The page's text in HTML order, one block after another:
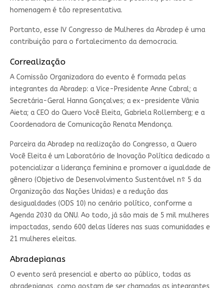
homenagem é tão representativa.
Portanto, esse IV Congresso de Mulheres da Abradep é uma
contribuição para o fortalecimento da democracia.
Correalização
A Comissão Organizadora do evento é formada pelas
integrantes da Abradep: a Vice-Presidente Anne Cabral; a
Secretária-Geral Hanna Gonçalves; a ex-presidente Vânia
Aieta; a CEO do Quero Você Eleita, Gabriela Rollemberg; e a
Coordenadora de Comunicação Renata Mendonça.
Parceira da Abradep na realização do Congresso, a Quero
Você Eleita é um Laboratório de Inovação Política dedicado a
potencializar a liderança feminina e promover a igualdade de
gênero (Objetivo de Desenvolvimento Sustentável nº 5 da
Organização das Nações Unidas) e a redução das
desigualdades (ODS 10) no cenário político, conforme a
Agenda 2030 da ONU. Ao todo, já são mais de 5 mil mulheres
impactadas, sendo 600 delas líderes nas suas comunidades e
21 mulheres eleitas.
Abradepianas
O evento será presencial e aberto ao público, todas as